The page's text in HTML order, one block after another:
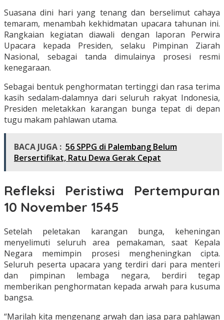
Suasana dini hari yang tenang dan berselimut cahaya
temaram, menambah kekhidmatan upacara tahunan ini.
Rangkaian kegiatan diawali dengan laporan Perwira
Upacara kepada Presiden, selaku Pimpinan Ziarah
Nasional, sebagai tanda dimulainya prosesi resmi
kenegaraan.
Sebagai bentuk penghormatan tertinggi dan rasa terima
kasih sedalam-dalamnya dari seluruh rakyat Indonesia,
Presiden meletakkan karangan bunga tepat di depan
tugu makam pahlawan utama.
BACA JUGA : 56 SPPG di Palembang Belum
Bersertifikat, Ratu Dewa Gerak Cepat
Refleksi Peristiwa Pertempuran
10 November 1545
Setelah peletakan karangan bunga, keheningan
menyelimuti seluruh area pemakaman, saat Kepala
Negara memimpin prosesi mengheningkan cipta.
Seluruh peserta upacara yang terdiri dari para menteri
dan pimpinan lembaga negara, berdiri tegap
memberikan penghormatan kepada arwah para kusuma
bangsa.
“Marilah kita mengenang arwah dan jasa para pahlawan